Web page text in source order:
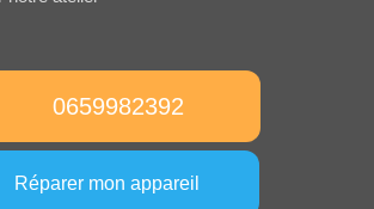
0659982392
Réparer mon appareil